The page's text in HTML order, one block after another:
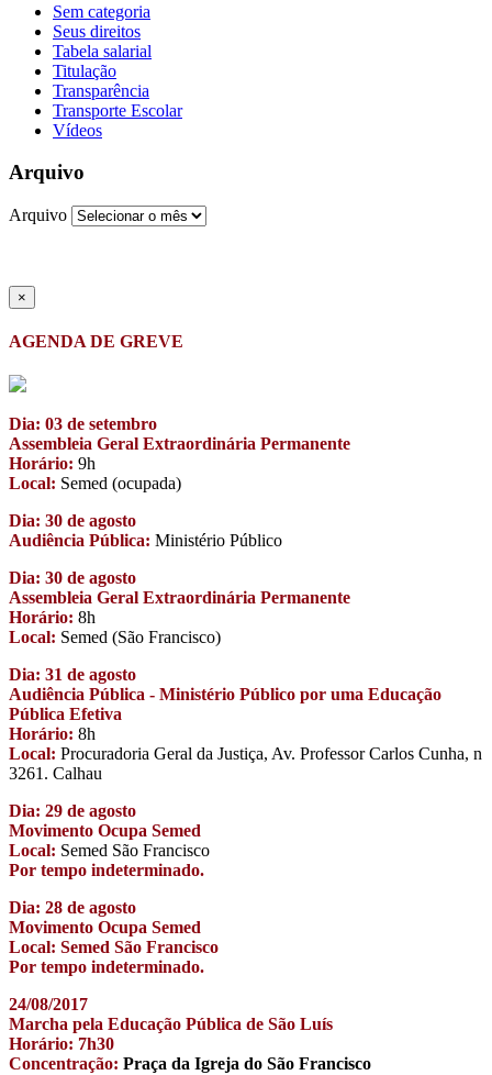
Sem categoria
Seus direitos
Tabela salarial
Titulação
Transparência
Transporte Escolar
Vídeos
Arquivo
Arquivo
×
AGENDA DE GREVE
Dia: 03 de setembro
Assembleia Geral Extraordinária Permanente
Horário: 9h
Local: Semed (ocupada)
Dia: 30 de agosto
Audiência Pública: Ministério Público
Dia: 30 de agosto
Assembleia Geral Extraordinária Permanente
Horário: 8h
Local: Semed (São Francisco)
Dia: 31 de agosto
Audiência Pública - Ministério Público por uma Educação
Pública Efetiva
Horário: 8h
Local: Procuradoria Geral da Justiça, Av. Professor Carlos Cunha, n
3261. Calhau
Dia: 29 de agosto
Movimento Ocupa Semed
Local: Semed São Francisco
Por tempo indeterminado.
Dia: 28 de agosto
Movimento Ocupa Semed
Local: Semed São Francisco
Por tempo indeterminado.
24/08/2017
Marcha pela Educação Pública de São Luís
Horário: 7h30
Concentração: Praça da Igreja do São Francisco